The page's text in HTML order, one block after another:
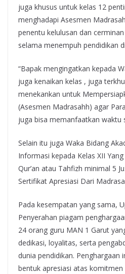
juga khusus untuk kelas 12
menghadapi Asesmen
penentu kelulusan dan
selama menempuh pendidikan
“Bapak mengingatkan kepada
juga kenaikan kelas , juga
menekankan untuk
(Asesmen Madrasahh) agar
juga bisa memanfaatkan waktu
Selain itu juga Waka Bidang
Informasi kepada Kelas XII
Qur’an atau Tahfizh minimal 5
Sertifikat Apresiasi Dari
Pada kesempatan yang sama,
Penyerahan piagam
24 orang guru MAN 1 Garut
dedikasi, loyalitas, serta
dunia pendidikan. Penghargaan
bentuk apresiasi atas